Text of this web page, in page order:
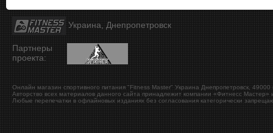
Украина, Днепропетровск
Партнеры
проекта:
Онлайн магазин спортивного питания "Fitness Master" Украина Днепропетровск 49000
Авторство всех материалов данного сайта принадлежит компании «Фитнесс Мастер»
Любые перепечатки в офлайновых изданиях без согласования категорически